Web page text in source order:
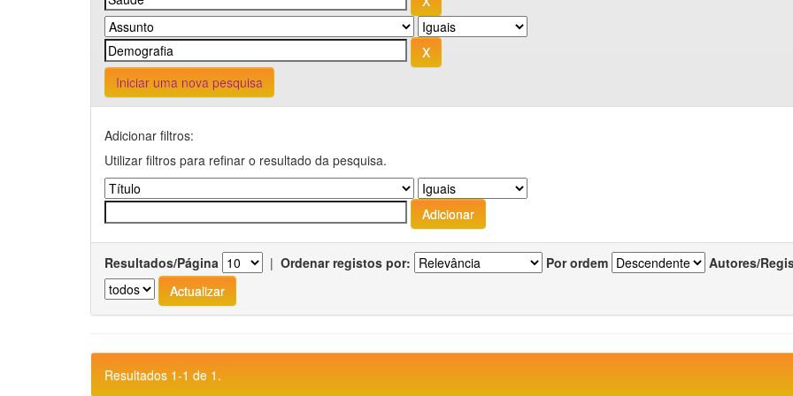
Iniciar uma nova pesquisa
Adicionar filtros:
Utilizar filtros para refinar o resultado da pesquisa.
Resultados/Página | Ordenar registos por: Por ordem Autores/
Resultados 1-1 de 1.